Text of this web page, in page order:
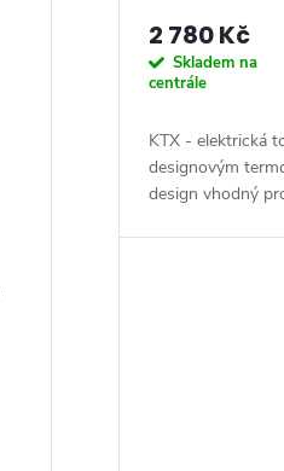
2 780 Kč
Skladem na
centrále
KTX - elektrická
designovým
design vhodný
radiátorů. Série:
Termostat •